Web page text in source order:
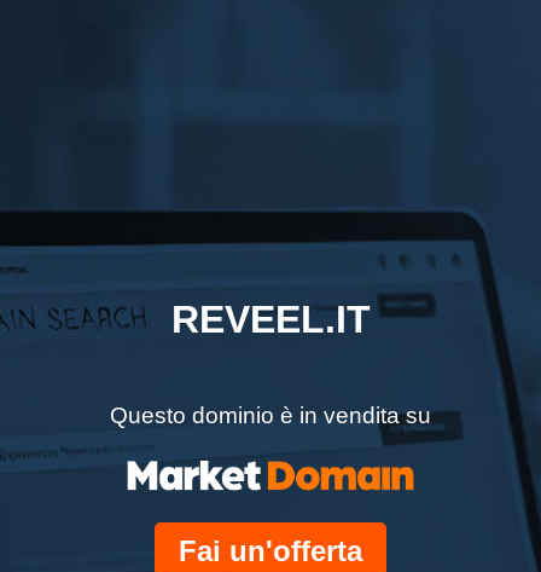
REVEEL.IT
Questo dominio è in vendita su
Fai un'offerta